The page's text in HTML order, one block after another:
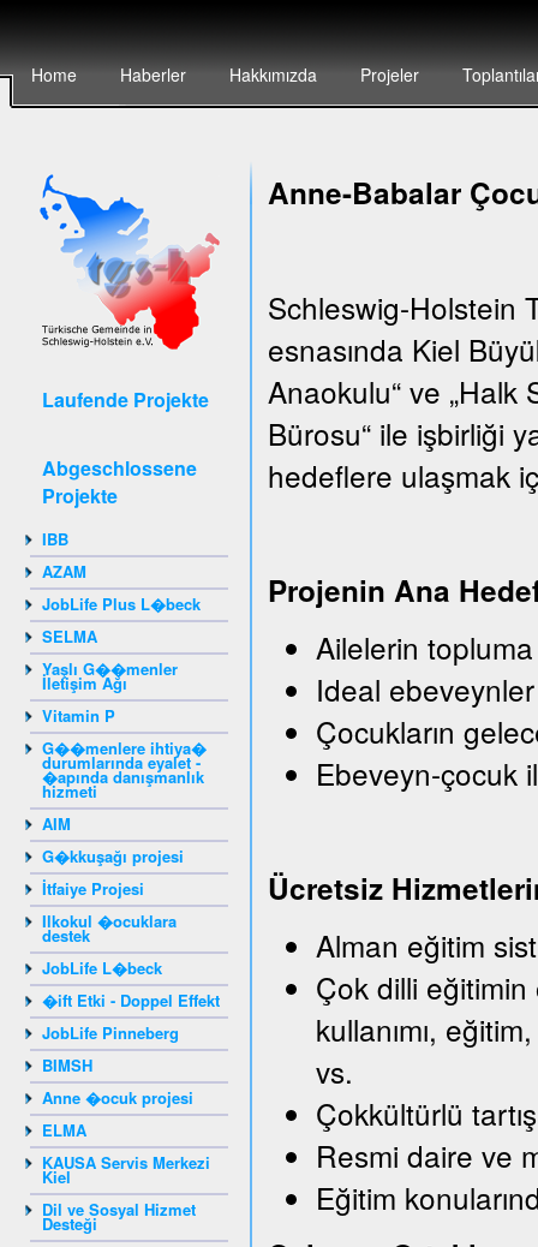
Home Haberler Hakkımızda Projeler
Laufende Projekte
Abgeschlossene
Projekte
IBB
AZAM
JobLife Plus L�beck
SELMA
Yaşlı G��menler
İletişim Ağı
Vitamin P
G��menlere ihtiya�
durumlarında eyalet -
�apında danışmanlık
hizmeti
AIM
G�kkuşağı projesi
İtfaiye Projesi
Ilkokul �ocuklara
destek
JobLife L�beck
�ift Etki - Doppel Effekt
JobLife Pinneberg
BIMSH
Anne �ocuk projesi
ELMA
KAUSA Servis Merkezi
Kiel
Dil ve Sosyal Hizmet
Desteği
Anne-Babalar
Schleswig-Holstein
esnasında Kiel
Anaokulu“ ve „Halk
Bürosu“ ile işbirliği
hedeflere ulaşmak
Projenin Ana
Ailelerin topluma
Ideal
Çocukların
Ebeveyn-çocuk
Ücretsiz
Alman eğitim
Çok dilli
kullanımı,
vs.
Çokkültürlü
Resmi daire ve
Eğitim